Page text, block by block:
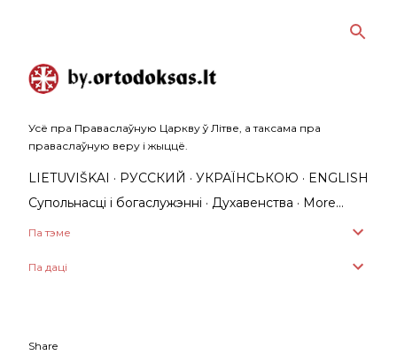
Усё пра Праваслаўную Царкву ў Літве, а таксама пра
праваслаўную веру і жыццё.
LIETUVIŠKAI РУССКИЙ УКРАЇНСЬКОЮ
ENGLISH
Супольнасці і богаслужэнні
Духавенства More…
Па тэме
Па даці
Share